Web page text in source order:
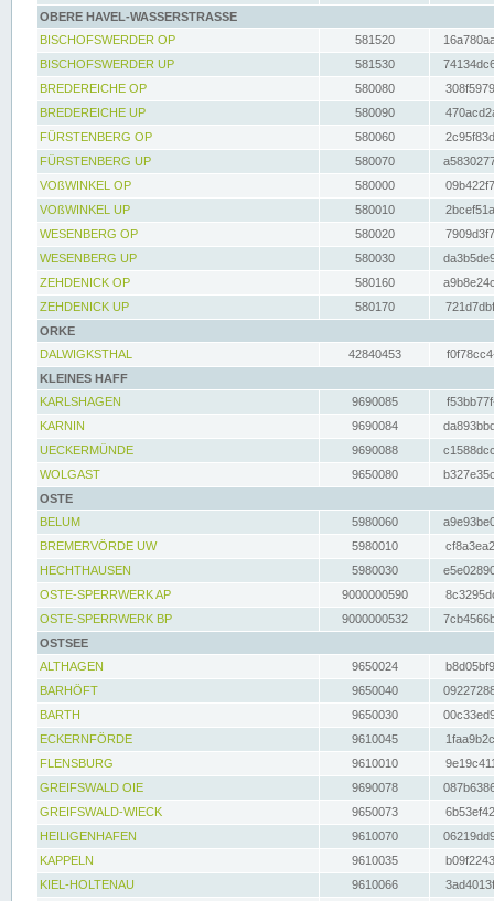
OBERE HAVEL-WASSERSTRASSE
BISCHOFSWERDER OP
581520
BISCHOFSWERDER UP
581530
BREDEREICHE OP
580080
BREDEREICHE UP
580090
FÜRSTENBERG OP
580060
FÜRSTENBERG UP
580070
VOßWINKEL OP
580000
VOßWINKEL UP
580010
WESENBERG OP
580020
WESENBERG UP
580030
ZEHDENICK OP
580160
ZEHDENICK UP
580170
ORKE
DALWIGKSTHAL
42840453
KLEINES HAFF
KARLSHAGEN
9690085
KARNIN
9690084
UECKERMÜNDE
9690088
WOLGAST
9650080
OSTE
BELUM
5980060
BREMERVÖRDE UW
5980010
HECHTHAUSEN
5980030
OSTE-SPERRWERK AP
9000000590
OSTE-SPERRWERK BP
9000000532
OSTSEE
ALTHAGEN
9650024
BARHÖFT
9650040
BARTH
9650030
ECKERNFÖRDE
9610045
FLENSBURG
9610010
GREIFSWALD OIE
9690078
GREIFSWALD-WIECK
9650073
HEILIGENHAFEN
9610070
KAPPELN
9610035
KIEL-HOLTENAU
9610066